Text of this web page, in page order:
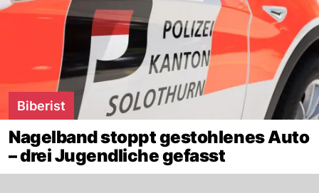
Biberist
Nagelband stoppt gestohlenes Auto
– drei Jugendliche gefasst